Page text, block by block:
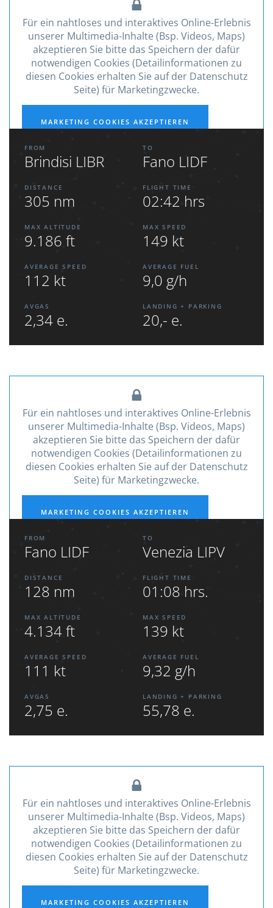
Für ein nahtloses und interaktives Online-Erlebnis
unserer Multimedia-Inhalte (Bsp. Videos, Maps)
akzeptieren Sie bitte das Speichern der dafür
notwendigen Cookies (Detailinformationen zu
diesen Cookies erhalten Sie auf der Datenschutz
Seite) für Marketingzwecke.
MARKETING COOKIES AKZEPTIEREN
FROM
Brindisi LIBR
TO
Fano LIDF
DISTANCE
305 nm
FLIGHT TIME
02:42 hrs
MAX ALTITUDE
9.186 ft
MAX SPEED
149 kt
AVERAGE SPEED
112 kt
AVERAGE FUEL
9,0 g/h
AVGAS
2,34 e.
LANDING + PARKING
20,- e.
Für ein nahtloses und interaktives Online-Erlebnis
unserer Multimedia-Inhalte (Bsp. Videos, Maps)
akzeptieren Sie bitte das Speichern der dafür
notwendigen Cookies (Detailinformationen zu
diesen Cookies erhalten Sie auf der Datenschutz
Seite) für Marketingzwecke.
MARKETING COOKIES AKZEPTIEREN
FROM
Fano LIDF
TO
Venezia LIPV
DISTANCE
128 nm
FLIGHT TIME
01:08 hrs.
MAX ALTITUDE
4.134 ft
MAX SPEED
139 kt
AVERAGE SPEED
111 kt
AVERAGE FUEL
9,32 g/h
AVGAS
2,75 e.
LANDING + PARKING
55,78 e.
Für ein nahtloses und interaktives Online-Erlebnis
unserer Multimedia-Inhalte (Bsp. Videos, Maps)
akzeptieren Sie bitte das Speichern der dafür
notwendigen Cookies (Detailinformationen zu
diesen Cookies erhalten Sie auf der Datenschutz
Seite) für Marketingzwecke.
MARKETING COOKIES AKZEPTIEREN